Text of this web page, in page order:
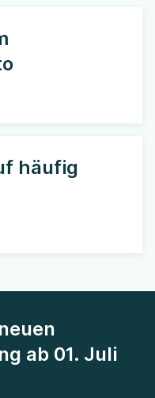
häufig
ab 01. Juli